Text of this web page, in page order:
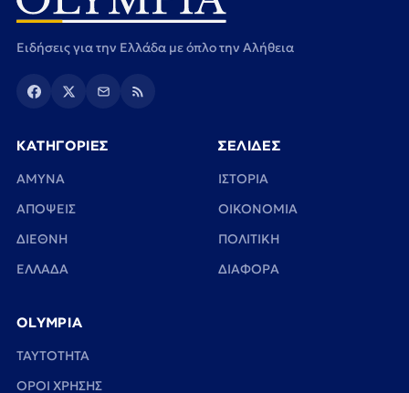
Ειδήσεις για την Ελλάδα με όπλο την Αλήθεια
ΚΑΤΗΓΟΡΙΕΣ
ΑΜΥΝΑ
ΑΠΟΨΕΙΣ
ΔΙΕΘΝΗ
ΕΛΛΑΔΑ
ΣΕΛΙΔΕΣ
ΙΣΤΟΡΙΑ
ΟΙΚΟΝΟΜΙΑ
ΠΟΛΙΤΙΚΗ
ΔΙΑΦΟΡΑ
OLYMPIA
TAYTOTHTA
ΟΡΟΙ ΧΡΗΣΗΣ